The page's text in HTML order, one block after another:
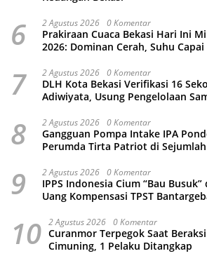
6 2 Agustus 2026 0 Komentar
Prakiraan Cuaca Bekasi Hari Ini
2026: Dominan Cerah, Suhu
7 2 Agustus 2026 0 Komentar
DLH Kota Bekasi Verifikasi 16
Adiwiyata, Usung Pengelolaan
8 2 Agustus 2026 0 Komentar
Gangguan Pompa Intake IPA
Perumda Tirta Patriot di
9 2 Agustus 2026 0 Komentar
IPPS Indonesia Cium “Bau
Uang Kompensasi TPST
10 2 Agustus 2026 0 Komentar
Curanmor Terpegok Saat
Cimuning, 1 Pelaku Ditangkap